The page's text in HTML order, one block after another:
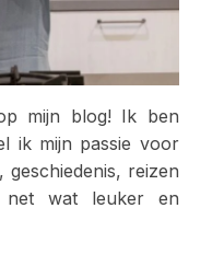
mijn blog! Ik ben
ik mijn passie voor
reizen
wat leuker en